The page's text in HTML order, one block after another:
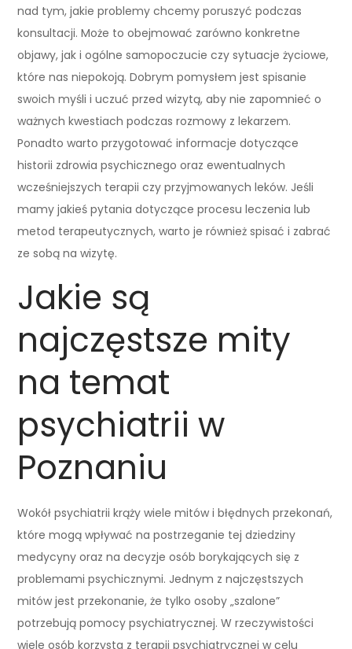
nad tym, jakie problemy chcemy poruszyć podczas
konsultacji. Może to obejmować zarówno konkretne
objawy, jak i ogólne samopoczucie czy sytuacje życiowe,
które nas niepokoją. Dobrym pomysłem jest spisanie
swoich myśli i uczuć przed wizytą, aby nie zapomnieć o
ważnych kwestiach podczas rozmowy z lekarzem.
Ponadto warto przygotować informacje dotyczące
historii zdrowia psychicznego oraz ewentualnych
wcześniejszych terapii czy przyjmowanych leków. Jeśli
mamy jakieś pytania dotyczące procesu leczenia lub
metod terapeutycznych, warto je również spisać i zabrać
ze sobą na wizytę.
Jakie są
najczęstsze mity
na temat
psychiatrii w
Poznaniu
Wokół psychiatrii krąży wiele mitów i błędnych przekonań,
które mogą wpływać na postrzeganie tej dziedziny
medycyny oraz na decyzje osób borykających się z
problemami psychicznymi. Jednym z najczęstszych
mitów jest przekonanie, że tylko osoby „szalone”
potrzebują pomocy psychiatrycznej. W rzeczywistości
wiele osób korzysta z terapii psychiatrycznej w celu